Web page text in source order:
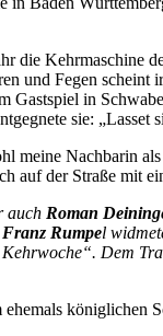
die Kehrmaschine
und Fegen
Gastspiel in
sie:
Nachbarin
auf der Straße mit
auch Roman
Franz Rumpel
Dem
königlichen